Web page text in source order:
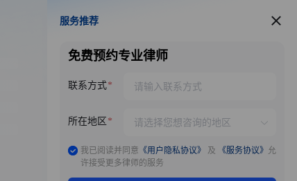
服务推荐
服务推荐
免费预约专业律师
联系方式
所在地区
我已阅读并同意 《用户隐私协议》 及 《服务协议》 允
许接受更多律师的服务